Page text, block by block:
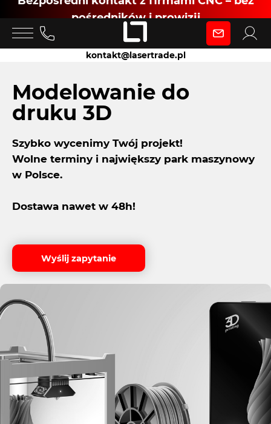
pośredników i prowizji
Zaloguj się
jako
Rejestracja
Partner produkcyjny
kontakt@lasertrade.pl
Modelowanie do
druku 3D
Szybko wycenimy Twój projekt!
Wolne terminy i największy park maszynowy
w Polsce.
Dostawa nawet w 48h!
Wyślij zapytanie